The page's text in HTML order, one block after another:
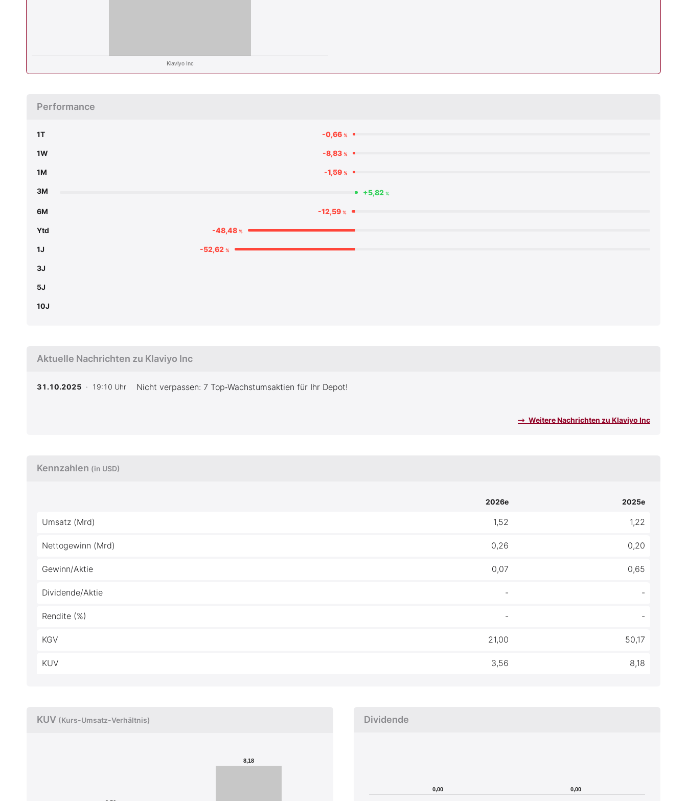
Klaviyo Inc
Performance
1T -0,66 %
1W -8,83 %
1M -1,59 %
3M +5,82 %
6M -12,59 %
Ytd -48,48 %
1J -52,62 %
3J
5J
10J
Aktuelle Nachrichten zu Klaviyo Inc
31.10.2025 · 19:10 Uhr Nicht verpassen: 7 Top‑Wachstumsaktien für Ihr Depot!
Weitere Nachrichten zu Klaviyo Inc
Kennzahlen (in USD)
2026e 2025e
Umsatz (Mrd) 1,52 1,22
Nettogewinn (Mrd) 0,26 0,20
Gewinn/Aktie 0,07 0,65
Dividende/Aktie - -
Rendite (%) - -
KGV 21,00 50,17
KUV 3,56 8,18
KUV (Kurs-Umsatz-Verhältnis)
8,18
Dividende
0,00 0,00